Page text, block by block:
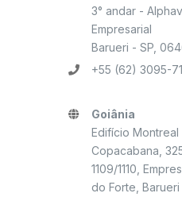
3° andar -
Empresarial
Barueri - SP,
+55 (62) 3095-
Goiânia
Edifício Montreal
Copacabana,
1109/1110,
do Forte, Barueri